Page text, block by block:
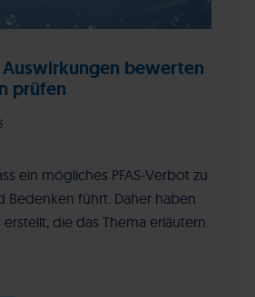
Auswirkungen bewerten
prüfen
ein mögliches PFAS-Verbot zu
Bedenken führt. Daher haben
die das Thema erläutern.